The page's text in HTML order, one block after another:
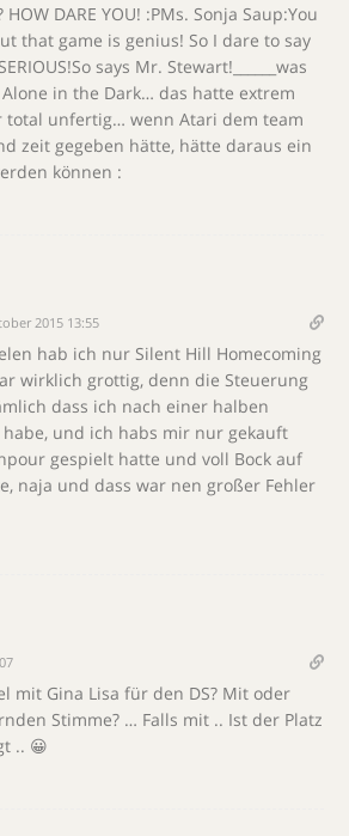
DARE YOU! :PMs. Sonja Saup:You
that game is genius! So I dare to say
says Mr. Stewart!______was
in the Dark… das hatte extrem
total unfertig… wenn Atari dem team
zeit gegeben hätte, hätte daraus ein
können :
2015 13:55
hab ich nur Silent Hill Homecoming
wirklich grottig, denn die Steuerung
dass ich nach einer halben
und ich habs mir nur gekauft
gespielt hatte und voll Bock auf
naja und dass war nen großer Fehler
mit Gina Lisa für den DS? Mit oder
Stimme? … Falls mit .. Ist der Platz
.. 😀